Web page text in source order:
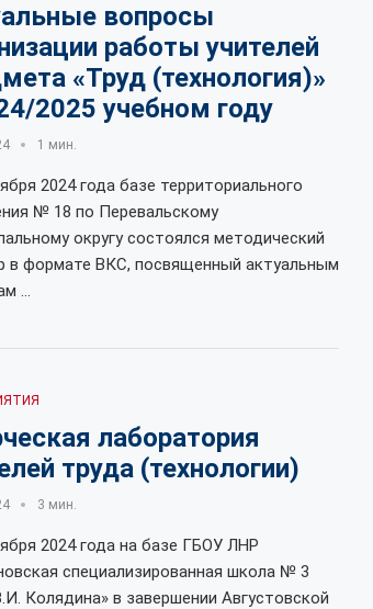
вопросы
работы учителей
«Труд (технология)»
2025 учебном году
1 мин.
2024 года базе территориального
№ 18 по Перевальскому
округу состоялся методический
в формате ВКС, посвященный актуальным
…
лаборатория
труда (технологии)
3 мин.
2024 года на базе ГБОУ ЛНР
специализированная школа № 3
Колядина» в завершении Августовской